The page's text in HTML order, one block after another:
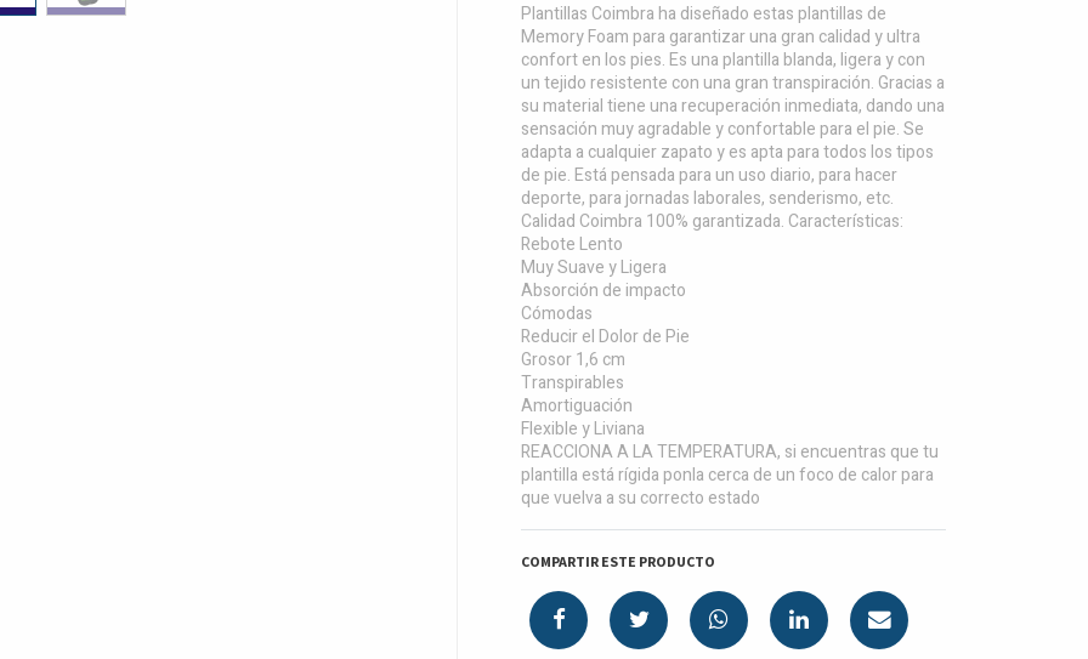
Plantillas Coimbra ha diseñado estas plantillas de
Memory Foam para garantizar una gran calidad y ultra
confort en los pies. Es una plantilla blanda, ligera y con
un tejido resistente con una gran transpiración. Gracias a
su material tiene una recuperación inmediata, dando una
sensación muy agradable y confortable para el pie. Se
adapta a cualquier zapato y es apta para todos los tipos
de pie. Está pensada para un uso diario, para hacer
deporte, para jornadas laborales, senderismo, etc.
Calidad Coimbra 100% garantizada. Características:
Rebote Lento
Muy Suave y Ligera
Absorción de impacto
Cómodas
Reducir el Dolor de Pie
Grosor 1,6 cm
Transpirables
Amortiguación
Flexible y Liviana
REACCIONA A LA TEMPERATURA, si encuentras que tu
plantilla está rígida ponla cerca de un foco de calor para
que vuelva a su correcto estado
COMPARTIR ESTE PRODUCTO